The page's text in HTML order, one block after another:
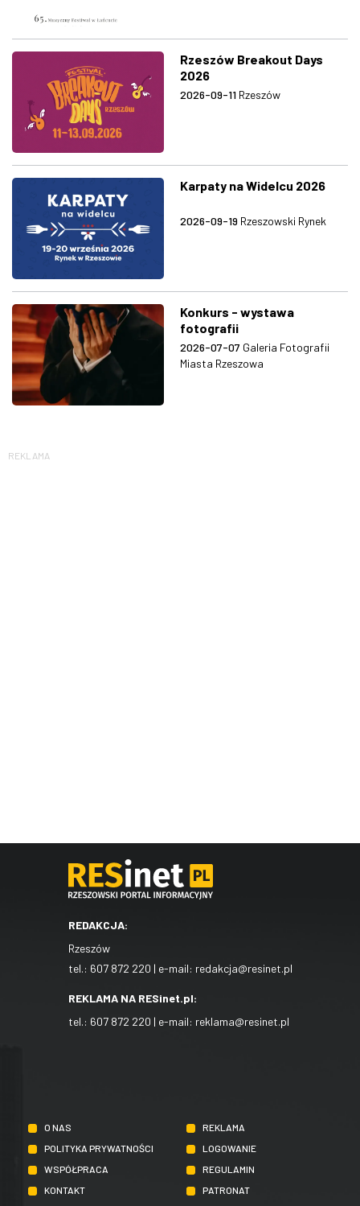
Rzeszów Breakout Days
2026
2026-09-11 Rzeszów
Karpaty na Widelcu 2026
2026-09-19 Rzeszowski Rynek
Konkurs - wystawa
fotografii
2026-07-07 Galeria Fotografii
Miasta Rzeszowa
REKLAMA
REDAKCJA:
Rzeszów
tel.: 607 872 220 | e-mail: redakcja@resinet.pl
REKLAMA NA RESinet.pl:
tel.: 607 872 220 | e-mail: reklama@resinet.pl
O NAS
REKLAMA
POLITYKA PRYWATNOŚCI
LOGOWANIE
WSPÓŁPRACA
REGULAMIN
KONTAKT
PATRONAT